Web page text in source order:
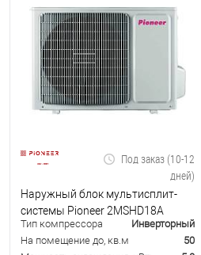
Под заказ (10-12
дней)
Наружный блок мультисплит-
системы Pioneer 2MSHD18A
Тип компрессора
Инверторный
На помещение до, кв.м
50